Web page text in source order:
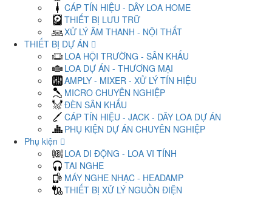
CÁP TÍN HIỆU - DÂY LOA HOME
THIẾT BỊ LƯU TRỮ
XỬ LÝ ÂM THANH - NỘI THẤT
THIẾT BỊ DỰ ÁN
LOA HỘI TRƯỜNG - SÂN KHẤU
LOA DỰ ÁN - THƯƠNG MẠI
AMPLY - MIXER - XỬ LÝ TÍN HIỆU
MICRO CHUYÊN NGHIỆP
ĐÈN SÂN KHẤU
CÁP TÍN HIỆU - JACK - DÂY LOA DỰ ÁN
PHỤ KIỆN DỰ ÁN CHUYÊN NGHIỆP
Phụ kiện
LOA DI ĐỘNG - LOA VI TÍNH
TAI NGHE
MÁY NGHE NHẠC - HEADAMP
THIẾT BỊ XỬ LÝ NGUỒN ĐIỆN